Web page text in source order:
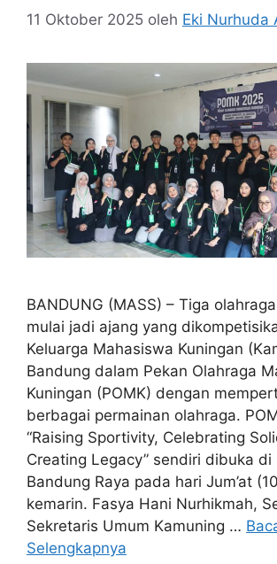
11 Oktober 2025 oleh Eki Nurhuda
BANDUNG (MASS) – Tiga
mulai jadi ajang yang
Keluarga Mahasiswa Kuningan
Bandung dalam Pekan Olahraga
Kuningan (POMK) dengan
berbagai permainan olahraga.
“Raising Sportivity, Celebrating
Creating Legacy” sendiri dibuka
Bandung Raya pada hari Jum’at
kemarin. Fasya Hani Nurhikmah,
Sekretaris Umum Kamuning …
Selengkapnya